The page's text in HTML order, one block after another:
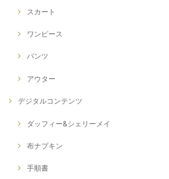
スカート
ワンピース
パンツ
アウター
デジタルコンテンツ
ダッフィー&シェリーメイ
布ナプキン
手順書